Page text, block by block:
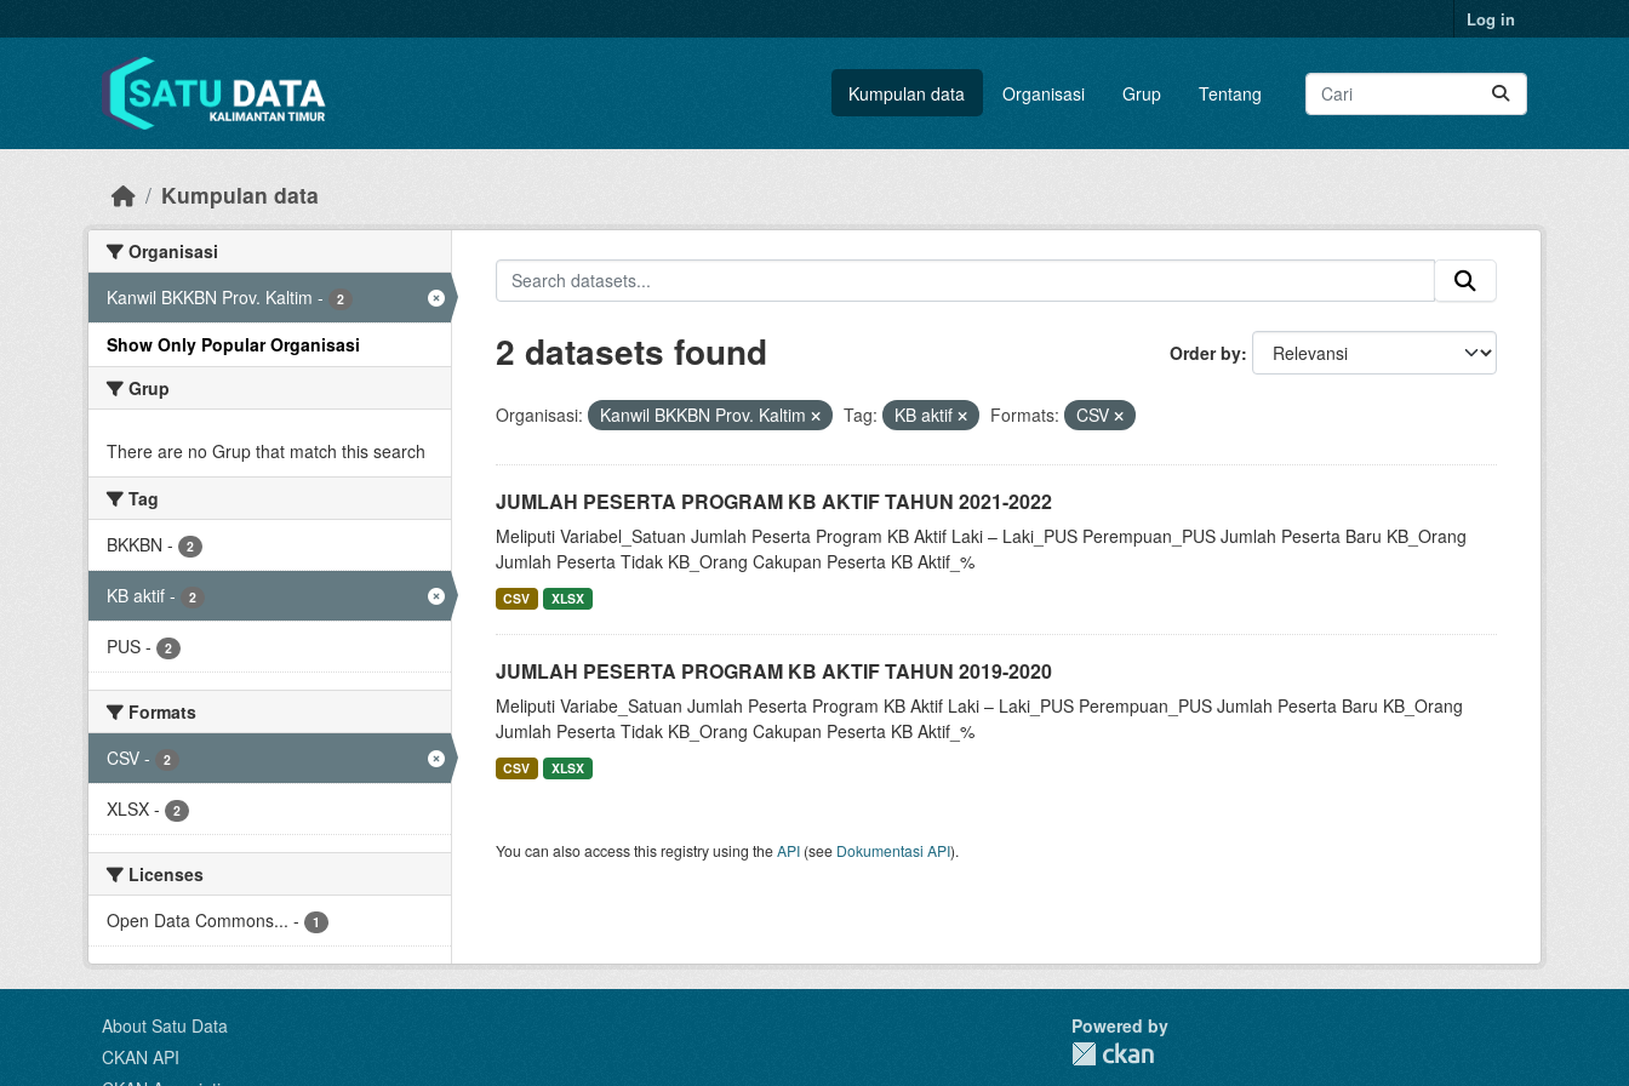
Log in
Kumpulan data Organisasi Grup Tentang
Kumpulan data
Organisasi
Kanwil BKKBN Prov. Kaltim - 2
Show Only Popular Organisasi
Grup
There are no Grup that match this search
Tag
BKKBN - 2
KB aktif - 2
PUS - 2
Formats
CSV - 2
XLSX - 2
Licenses
Open Data Commons... - 1
Order by
2 datasets found
Organisasi: Kanwil BKKBN Prov. Kaltim Tag: KB aktif Formats: CSV
JUMLAH PESERTA PROGRAM KB AKTIF TAHUN 2021-2022
Meliputi Variabel_Satuan Jumlah Peserta Program KB Aktif Laki – Laki_PUS Perempuan_PUS Jumlah Peserta Baru KB_Orang
Jumlah Peserta Tidak KB_Orang Cakupan Peserta KB Aktif_%
CSV XLSX
JUMLAH PESERTA PROGRAM KB AKTIF TAHUN 2019-2020
Meliputi Variabe_Satuan Jumlah Peserta Program KB Aktif Laki – Laki_PUS Perempuan_PUS Jumlah Peserta Baru KB_Orang
Jumlah Peserta Tidak KB_Orang Cakupan Peserta KB Aktif_%
CSV XLSX
You can also access this registry using theAPI(see Dokumentasi API).
About Satu Data
CKAN API
Powered by